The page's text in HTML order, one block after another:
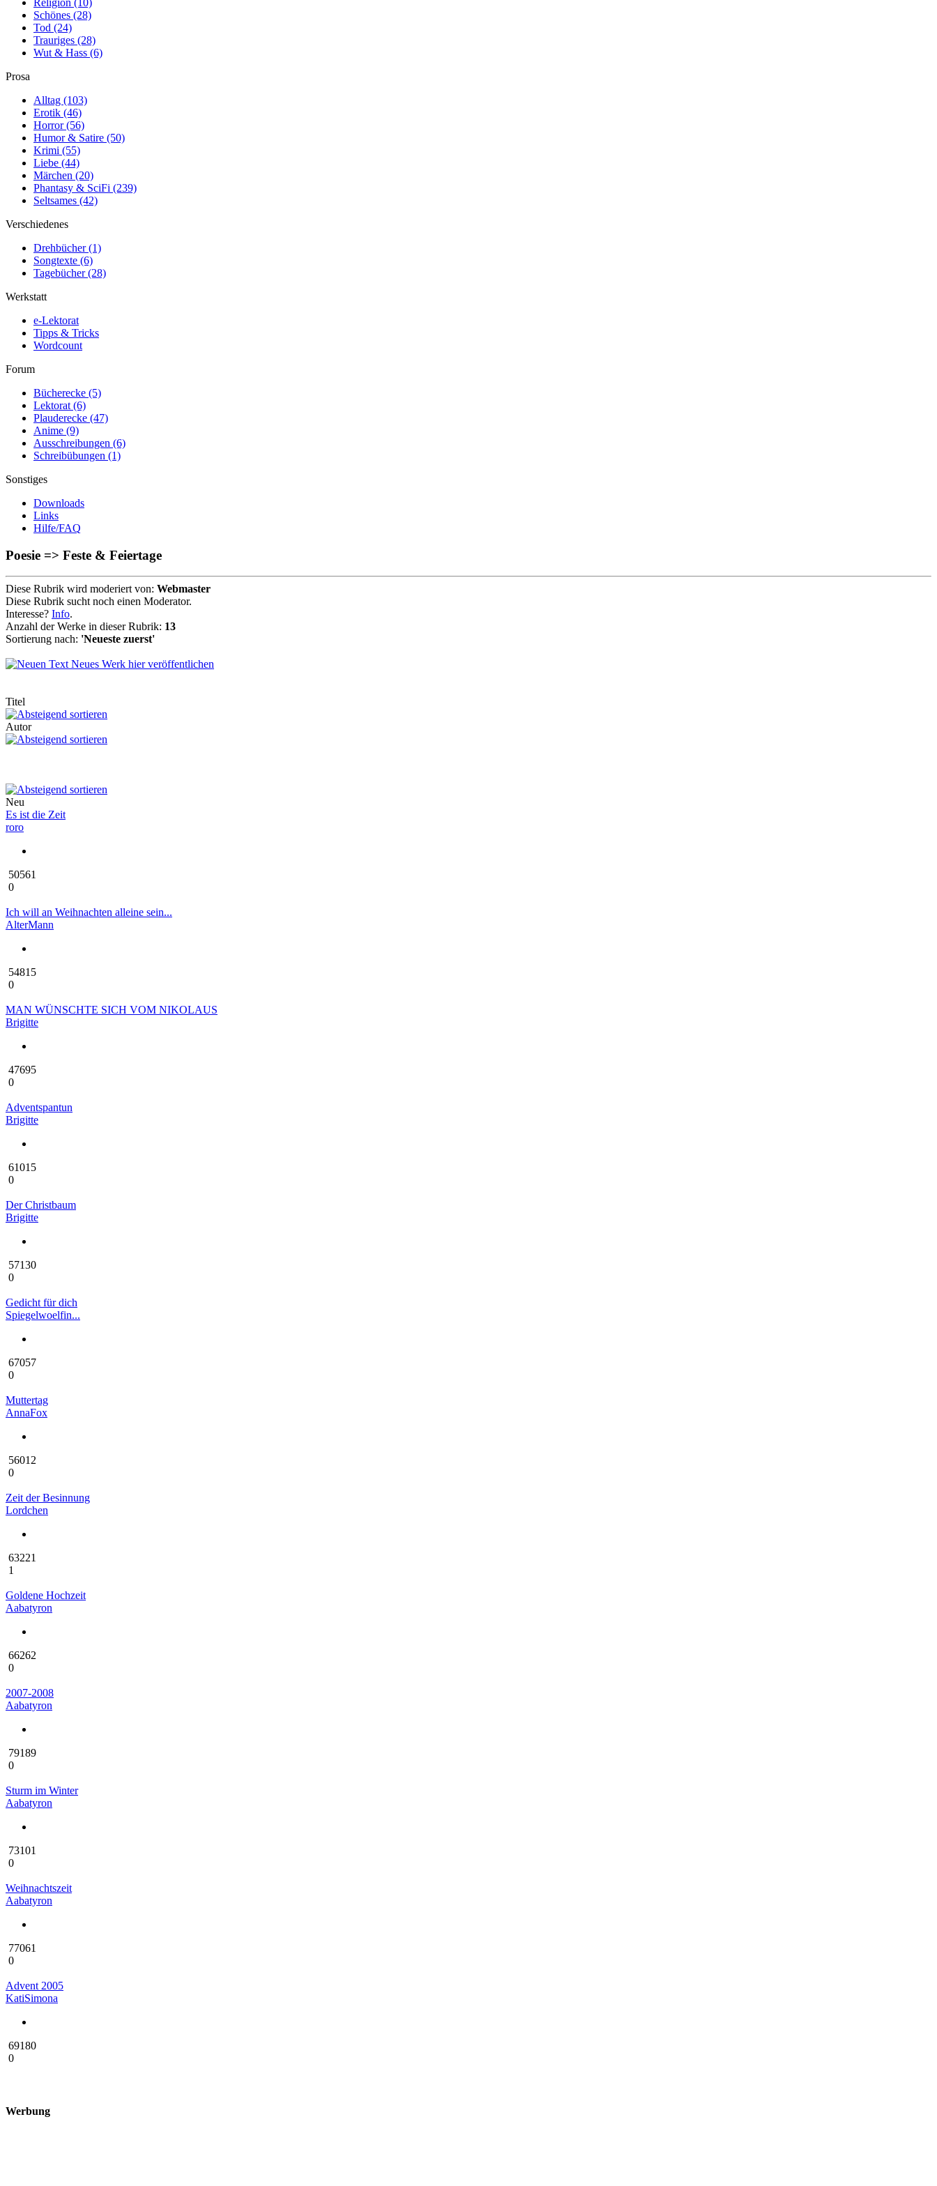
Religion (10)
Schönes (28)
Tod (24)
Trauriges (28)
Wut & Hass (6)
Prosa
Alltag (103)
Erotik (46)
Horror(56)
Humor & Satire (50)
Krimi (55)
Liebe (44)
Märchen (20)
Phantasy & SciFi (239)
Seltsames (42)
Verschiedenes
Drehbücher(1)
Songtexte (6)
Tagebücher(28)
Werkstatt
e-Lektorat
Tipps & Tricks
Wordcount
Forum
Bücherecke (5)
Lektorat (6)
Plauderecke (47)
Anime (9)
Ausschreibungen (6)
Schreibübungen (1)
Sonstiges
Downloads
Links
Hilfe/FAQ
Poesie => Feste & Feiertage
Diese Rubrik wird moderiert von: Webmaster
Diese Rubrik sucht noch einen Moderator.
Interesse? Info.
Anzahl der Werke in dieser Rubrik: 13
Sortierung nach: 'Neueste zuerst'
Neues Werk hier veröffentlichen
Titel
Autor
Neu
Es ist die Zeit
roro
50561
0
Ich will an Weihnachten alleine sein...
AlterMann
54815
0
MAN WÜNSCHTE SICH VOM NIKOLAUS
Brigitte
47695
0
Adventspantun
Brigitte
61015
0
Der Christbaum
Brigitte
57130
0
Gedicht für dich
Spiegelwoelfin...
67057
0
Muttertag
AnnaFox
56012
0
Zeit der Besinnung
Lordchen
63221
1
Goldene Hochzeit
Aabatyron
66262
0
2007-2008
Aabatyron
79189
0
Sturm im Winter
Aabatyron
73101
0
Weihnachtszeit
Aabatyron
77061
0
Advent 2005
KatiSimona
69180
0
Werbung